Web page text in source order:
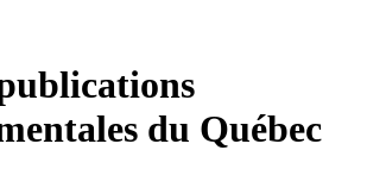
du Québec